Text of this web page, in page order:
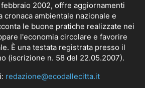
2002, offre aggiornamenti
cronaca ambientale nazionale e
le buone pratiche realizzate nei
l'economia circolare e favorire
È una testata registrata presso il
(iscrizione n. 58 del 22.05.2007).
redazione@ecodallecitta.it